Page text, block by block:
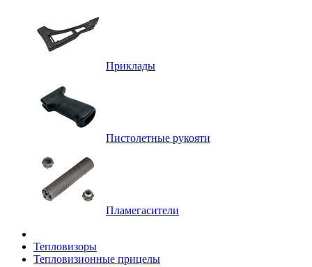
Приклады
Пистолетные рукояти
Пламегасители
Тепловизоры
Тепловизионные прицелы